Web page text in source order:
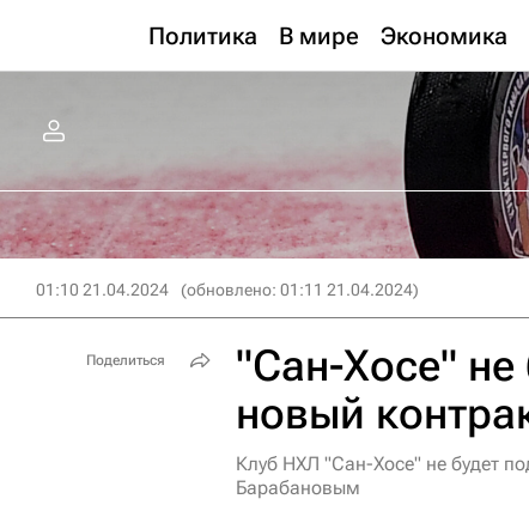
Политика В мире Экономика
01:10 21.04.2024 (обновлено: 01:11 21.04.2024)
"Сан-Хосе" не
новый
Клуб НХЛ "Сан-Хосе" не будет
Барабановым
Поделиться